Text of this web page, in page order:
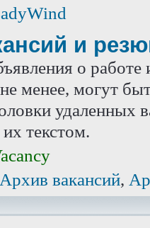
и
о работе
менее, могут
удаленных
текстом.
Архив вакансий,